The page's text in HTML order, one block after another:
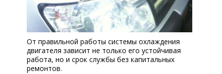
От правильной работы системы охлаждения
двигателя зависит не только его устойчивая
работа, но и срок службы без капитальных
ремонтов.